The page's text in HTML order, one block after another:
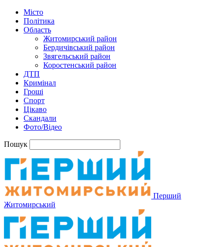
Місто
Політика
Область
Житомирський район
Бердичівський район
Звягельський район
Коростенський район
ДТП
Кримінал
Гроші
Спорт
Цікаво
Скандали
Фото/Відео
Пошук
Перший
Житомирський